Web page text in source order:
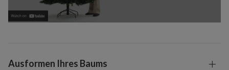
Ausformen Ihres Baums